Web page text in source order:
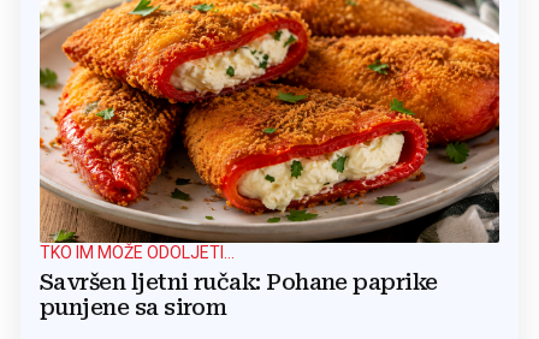
TKO IM MOŽE ODOLJETI...
Savršen ljetni ručak: Pohane paprike
punjene sa sirom